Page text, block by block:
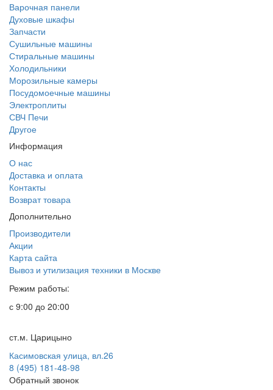
Варочная панели
Духовые шкафы
Запчасти
Сушильные машины
Стиральные машины
Холодильники
Морозильные камеры
Посудомоечные машины
Электроплиты
СВЧ Печи
Другое
Информация
О нас
Доставка и оплата
Контакты
Возврат товара
Дополнительно
Производители
Акции
Карта сайта
Вывоз и утилизация техники в Москве
Режим работы:
с 9:00 до 20:00
ст.м. Царицыно
Касимовская улица, вл.26
8 (495) 181-48-98
Обратный звонок